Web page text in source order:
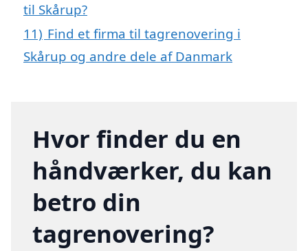
til Skårup?
11) Find et firma til tagrenovering i
Skårup og andre dele af Danmark
Hvor finder du en
håndværker, du kan
betro din
tagrenovering?